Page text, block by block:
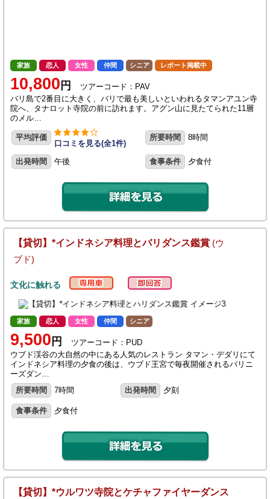
家族 恋人 女性 仲間 シニア レポート掲載中
10,800 円
ツアーコード：PAV
バリ島で2番目に大きく、バリで最も美しいといわれるタマンアユン寺
院へ、タナロット寺院の前に訪れます。アグン山に見たてられた11層
のメル…
平均評価
口コミを見る(全1件)
所要時間 8時間
出発時間 午後 食事条件 夕食付
【貸切】*インドネシア料理とバリダンス鑑賞 (ウ
ブド)
文化に触れる
家族 恋人 女性 仲間 シニア
9,500 円
ツアーコード：PUD
ウブド渓谷の大自然の中にある人気のレストラン タマン・デダリにて
インドネシア料理の夕食の後は、ウブド王宮で毎夜開催されるバリニ
ーズダン…
所要時間
7時間 出発時間 夕刻
食事条件 夕食付
【貸切】*ウルワツ寺院とケチャファイヤーダンス